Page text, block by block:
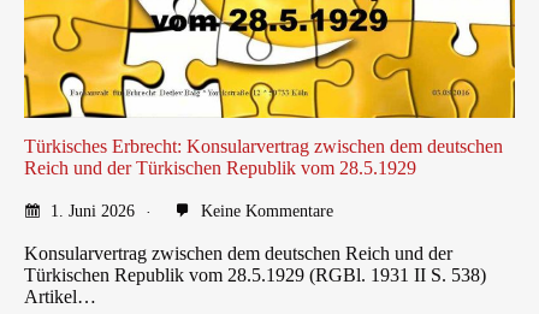
Türkisches Erbrecht: Konsularvertrag zwischen dem deutschen
Reich und der Türkischen Republik vom 28.5.1929
1. Juni 2026 Keine Kommentare
Konsularvertrag zwischen dem deutschen Reich und der
Türkischen Republik vom 28.5.1929 (RGBl. 1931 II S. 538)
Artikel…